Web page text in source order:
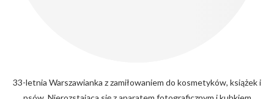
33-letnia Warszawianka z zamiłowaniem do kosmetyków, książek i